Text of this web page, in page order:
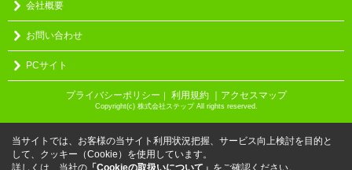
会社概要
お問い合わせ
PCサイト
プライバシーポリシー ｜ 利用規約 ｜アクセスマップ
Copyright(c) 株式会社ステップ All rights reserved.
当サイトでは、お客様の当サイト利用状況把握、サービス向上検討を目的と
して、クッキー（Cookie）を使用しています。
詳しくは、当社の 「Cookieの取扱いについて」 をご確認ください。